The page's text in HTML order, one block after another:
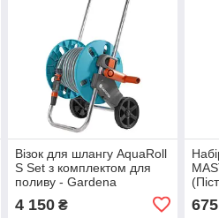
Візок для шлангу AquaRoll
S Set з комплектом для
поливу - Gardena
4 150₴
ВР/
675